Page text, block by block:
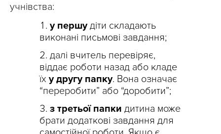
учнівства:
у першудіти складають
виконані письмові завдання;
далі вчитель перевіряє,
віддає роботи назад або кладе
їх у другу папку. Вона означає
“переробити” або “доробити”;
з третьої папки дитина може
брати додаткові завдання для